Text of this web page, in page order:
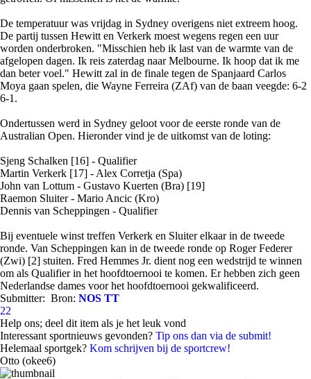
De temperatuur was vrijdag in Sydney overigens niet extreem hoog.
De partij tussen Hewitt en Verkerk moest wegens regen een uur
worden onderbroken. "Misschien heb ik last van de warmte van de
afgelopen dagen. Ik reis zaterdag naar Melbourne. Ik hoop dat ik me
dan beter voel." Hewitt zal in de finale tegen de Spanjaard Carlos
Moya gaan spelen, die Wayne Ferreira (ZAf) van de baan veegde: 6-2
6-1.
Ondertussen werd in Sydney geloot voor de eerste ronde van de
Australian Open. Hieronder vind je de uitkomst van de loting:
Sjeng Schalken [16] - Qualifier
Martin Verkerk [17] - Alex Corretja (Spa)
John van Lottum - Gustavo Kuerten (Bra) [19]
Raemon Sluiter - Mario Ancic (Kro)
Dennis van Scheppingen - Qualifier
Bij eventuele winst treffen Verkerk en Sluiter elkaar in de tweede
ronde. Van Scheppingen kan in de tweede ronde op Roger Federer
(Zwi) [2] stuiten. Fred Hemmes Jr. dient nog een wedstrijd te winnen
om als Qualifier in het hoofdtoernooi te komen. Er hebben zich geen
Nederlandse dames voor het hoofdtoernooi gekwalificeerd.
Submitter: Bron: NOS TT
22
Help ons; deel dit item als je het leuk vond
Interessant sportnieuws gevonden? Tip ons dan via de submit!
Helemaal sportgek? Kom schrijven bij de sportcrew!
Otto (okee6)